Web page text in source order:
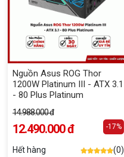
Nguồn Asus ROG Thor
1200W Platinum III - ATX 3.1
- 80 Plus Platinum
14.988.000 đ
12.490.000 đ -17%
Hết hàng (0)